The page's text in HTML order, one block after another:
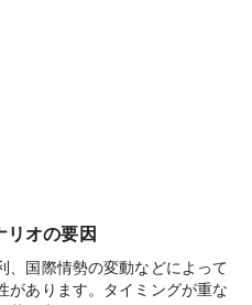
リオの要因
、国際情勢の変動などによって
があります。タイミングが重な